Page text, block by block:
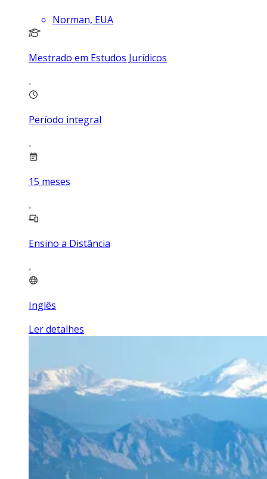
Norman, EUA
Mestrado em Estudos Jurídicos
Período integral
15 meses
Ensino a Distância
Inglês
Ler detalhes